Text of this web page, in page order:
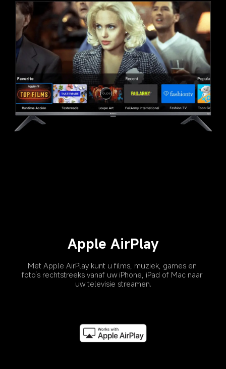
Apple AirPlay
Met Apple AirPlay kunt u films, muziek, games en
foto's rechtstreeks vanaf uw iPhone, iPad of Mac naar
uw televisie streamen.